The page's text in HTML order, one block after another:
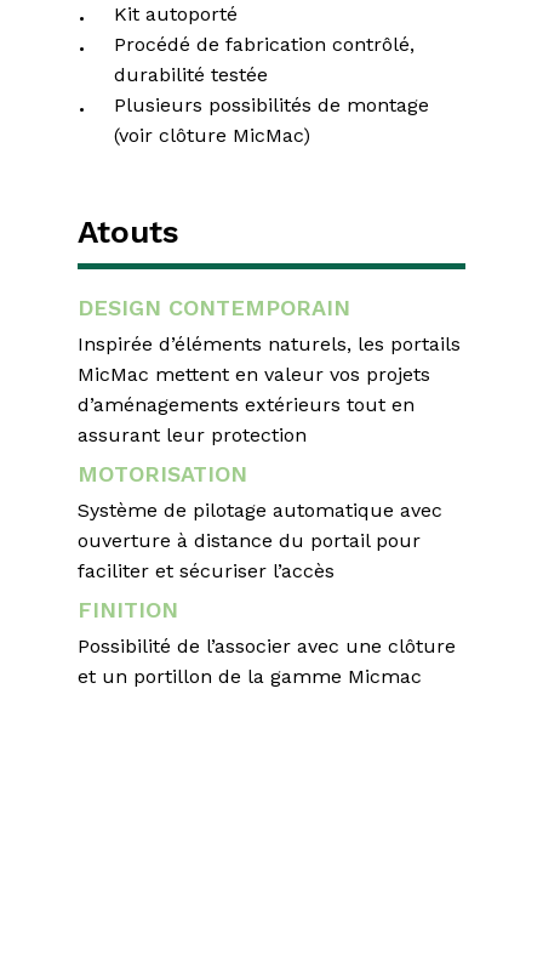
Kit autoporté
Procédé de fabrication contrôlé,
durabilité testée
Plusieurs possibilités de montage
(voir clôture MicMac)
Atouts
DESIGN CONTEMPORAIN
Inspirée d’éléments naturels, les portails
MicMac mettent en valeur vos projets
d’aménagements extérieurs tout en
assurant leur protection
MOTORISATION
Système de pilotage automatique avec
ouverture à distance du portail pour
faciliter et sécuriser l’accès
FINITION
Possibilité de l’associer avec une clôture
et un portillon de la gamme Micmac